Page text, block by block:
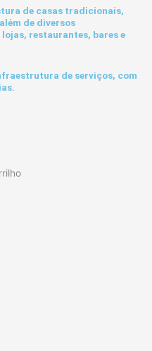
de casas tradicionais,
de diversos
restaurantes, bares e
de serviços, com